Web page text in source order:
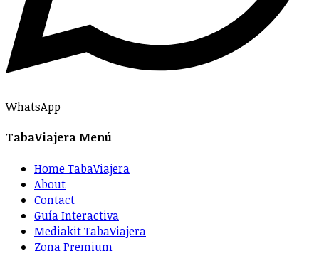
WhatsApp
TabaViajera Menú
Home TabaViajera
About
Contact
Guía Interactiva
Mediakit TabaViajera
Zona Premium